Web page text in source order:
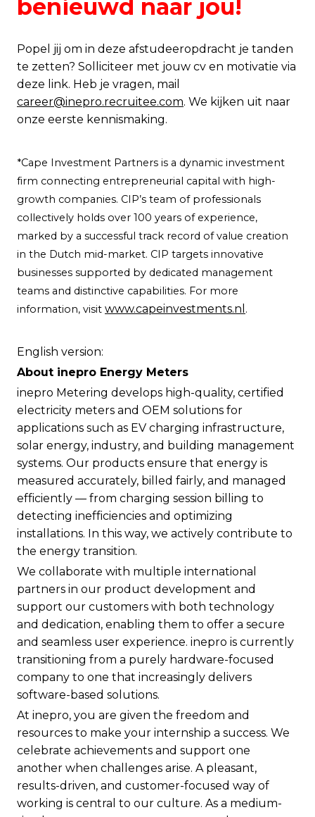
benieuwd naar jou!
Popel jij om in deze afstudeeropdracht je tanden
te zetten? Solliciteer met jouw cv en motivatie via
deze link. Heb je vragen, mail
career@inepro.recruitee.com. We kijken uit naar
onze eerste kennismaking.
*Cape Investment Partners is a dynamic investment
firm connecting entrepreneurial capital with high-
growth companies. CIP’s team of professionals
collectively holds over 100 years of experience,
marked by a successful track record of value creation
in the Dutch mid-market. CIP targets innovative
businesses supported by dedicated management
teams and distinctive capabilities. For more
information, visit www.capeinvestments.nl .
English version:
About inepro Energy Meters
inepro Metering develops high-quality, certified
electricity meters and OEM solutions for
applications such as EV charging infrastructure,
solar energy, industry, and building management
systems. Our products ensure that energy is
measured accurately, billed fairly, and managed
efficiently — from charging session billing to
detecting inefficiencies and optimizing
installations. In this way, we actively contribute to
the energy transition.
We collaborate with multiple international
partners in our product development and
support our customers with both technology
and dedication, enabling them to offer a secure
and seamless user experience. inepro is currently
transitioning from a purely hardware-focused
company to one that increasingly delivers
software-based solutions.
At inepro, you are given the freedom and
resources to make your internship a success. We
celebrate achievements and support one
another when challenges arise. A pleasant,
results-driven, and customer-focused way of
working is central to our culture. As a medium-